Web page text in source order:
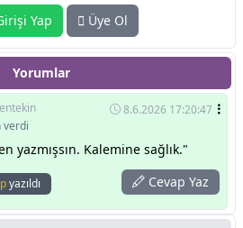
Yap Üye Ol
Yorumlar
8.6.2026 17:20:47
verdi
yazmışsın. Kalemine sağlık."
yazıldı Cevap Yaz